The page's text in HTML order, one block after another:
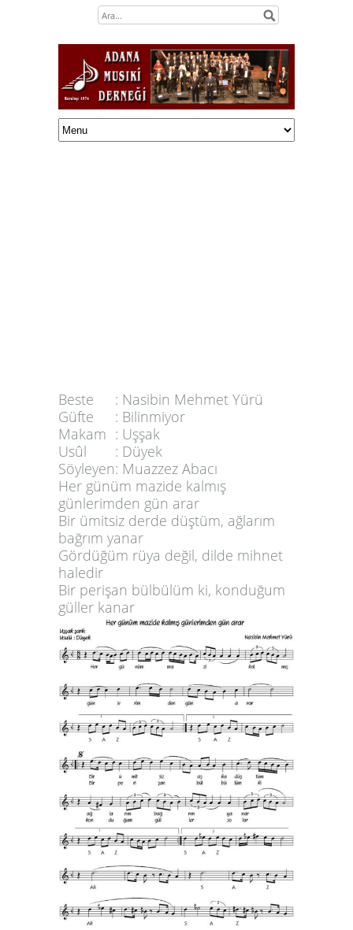
Beste
: Nasibin Mehmet Yürü
Güfte
: Bilinmiyor
Makam : Uşşak
Usûl
: Düyek
Söyleyen: Muazzez Abacı
Her günüm mazide kalmış
günlerimden gün arar
Bir ümitsiz derde düştüm, ağlarım
bağrım yanar
Gördüğüm rüya değil, dilde mihnet
haledir
Bir perişan bülbülüm ki, konduğum
güller kanar